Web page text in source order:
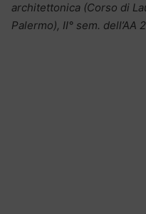
architettonica (Corso di
Palermo), II° sem. dell’AA